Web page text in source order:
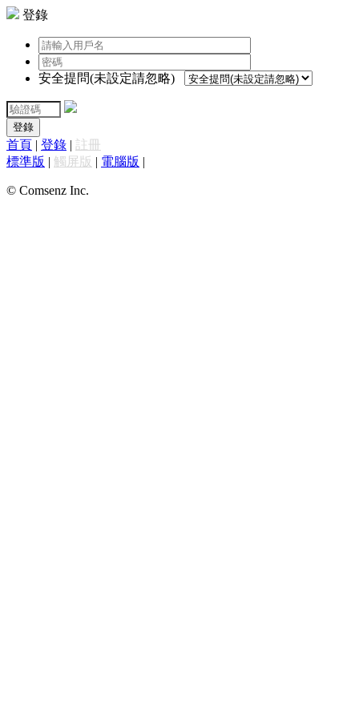
登錄
安全提問(未設定請忽略)
登錄
首頁 | 登錄 | 註冊
標準版 | 觸屏版 | 電腦版 |
© Comsenz Inc.